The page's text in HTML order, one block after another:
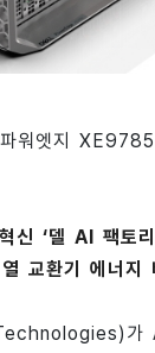
워엣지
신 ‘델 AI 팩토
열 교환기 에너
가